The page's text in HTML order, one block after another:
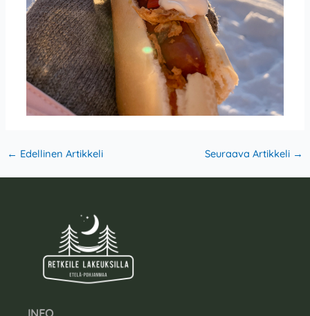
← Edellinen Artikkeli Seuraava Artikkeli →